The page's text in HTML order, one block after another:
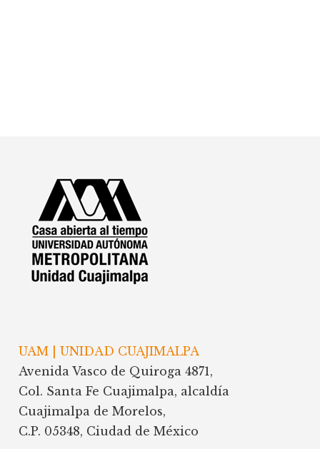
UAM | UNIDAD CUAJIMALPA
Avenida Vasco de Quiroga 4871,
Col. Santa Fe Cuajimalpa, alcaldía
Cuajimalpa de Morelos,
C.P. 05348, Ciudad de México